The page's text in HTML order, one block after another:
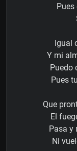
Igual
Y mi
Puedo
Pues
Que
El
Pasa y
Ni